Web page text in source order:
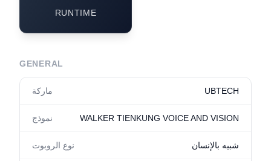
RUNTIME
GENERAL
ماركة UBTECH
نموذج WALKER TIENKUNG VOICE AND VISION
نوع الروبوت شبيه بالإنسان